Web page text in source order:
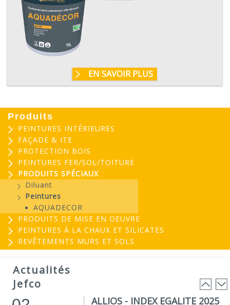
EN SAVOIR PLUS
Produits
PEINTURES INTÉRIEURES
FAÇADE & ITE
PROTECTION BOIS
PEINTURES FER/SOL/TOITURE
PRODUITS SPÉCIAUX
Diluant
Peintures
AQUADECOR
PRODUITS DE MISE EN OEUVRE
PEINTURES À LA CHAUX ET SILICATES
REVÊTEMENTS MURS ET SOLS
Actualités
Jefco
25
ALLIOS - INDEX EGALITE 2025